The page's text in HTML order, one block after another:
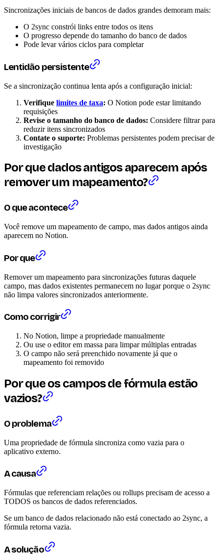
Sincronizações iniciais de bancos de dados grandes demoram mais:
O 2sync constrói links entre todos os itens
O progresso depende do tamanho do banco de dados
Pode levar vários ciclos para completar
Lentidão persistente
Se a sincronização continua lenta após a configuração inicial:
Verifique limites de taxa: O Notion pode estar limitando
requisições
Revise o tamanho do banco de dados: Considere filtrar para
reduzir itens sincronizados
Contate o suporte: Problemas persistentes podem precisar de
investigação
Por que dados antigos aparecem após
remover um mapeamento?
O que acontece
Você remove um mapeamento de campo, mas dados antigos ainda
aparecem no Notion.
Por que
Remover um mapeamento para sincronizações futuras daquele
campo, mas dados existentes permanecem no lugar porque o 2sync
não limpa valores sincronizados anteriormente.
Como corrigir
No Notion, limpe a propriedade manualmente
Ou use o editor em massa para limpar múltiplas entradas
O campo não será preenchido novamente já que o
mapeamento foi removido
Por que os campos de fórmula estão
vazios?
O problema
Uma propriedade de fórmula sincroniza como vazia para o
aplicativo externo.
A causa
Fórmulas que referenciam relações ou rollups precisam de acesso a
TODOS os bancos de dados referenciados.
Se um banco de dados relacionado não está conectado ao 2sync, a
fórmula retorna vazia.
A solução